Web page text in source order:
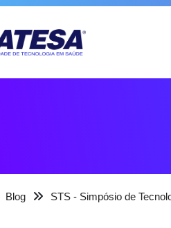
Blog STS - Simpósio de